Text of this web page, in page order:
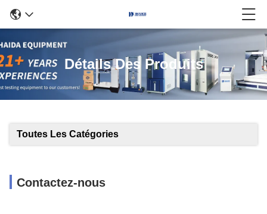
Détails Des Produits
Toutes Les Catégories
Contactez-nous